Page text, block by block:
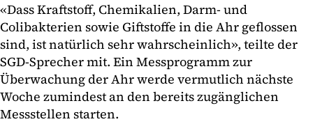
«Dass Kraftstoff, Chemikalien, Darm- und
Colibakterien sowie Giftstoffe in die Ahr geflossen
sind, ist natürlich sehr wahrscheinlich», teilte der
SGD-Sprecher mit. Ein Messprogramm zur
Überwachung der Ahr werde vermutlich nächste
Woche zumindest an den bereits zugänglichen
Messstellen starten.